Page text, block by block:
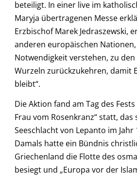
beteiligt. In einer live im
Maryja übertragenen Messe
Erzbischof Marek Jedraszewski,
anderen europäischen
Notwendigkeit verstehen, zu
Wurzeln zurückzukehren, damit
bleibt“.
Die Aktion fand am Tag des
Frau vom Rosenkranz“ statt, das
Seeschlacht von Lepanto im
Damals hatte ein Bündnis
Griechenland die Flotte des
besiegt und „Europa vor der